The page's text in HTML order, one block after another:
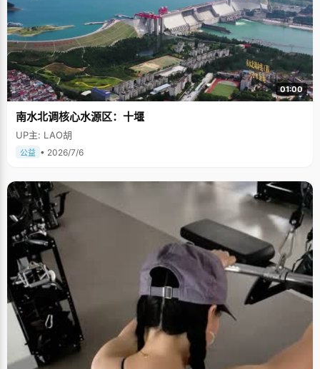
01:00
南水北调核心水源区：十堰
UP主: LAO胡
公益 • 2026/7/6